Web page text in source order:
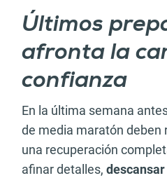
Últimos
afronta la
confianza
En la última semana
de media maratón deben
una recuperación
afinar detalles,